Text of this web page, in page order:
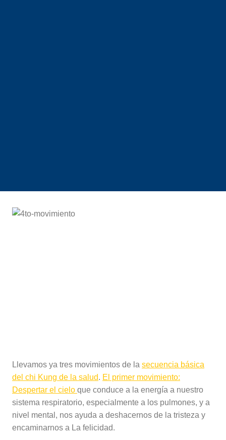
Llevamos ya tres movimientos de la secuencia básica
del chi Kung de la salud. El primer movimiento:
Despertar el cielo que conduce a la energía a nuestro
sistema respiratorio, especialmente a los pulmones, y a
nivel mental, nos ayuda a deshacernos de la tristeza y
encaminarnos a La felicidad.